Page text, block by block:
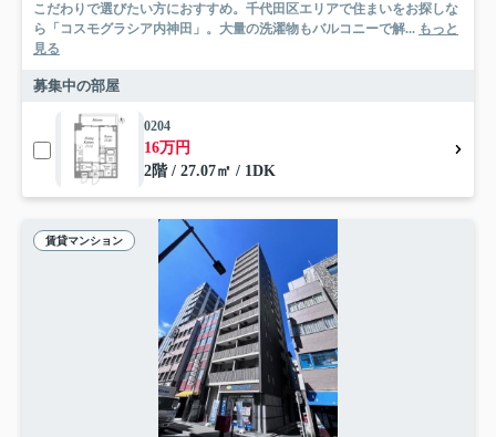
こだわりで選びたい方におすすめ。千代田区エリアで住まいをお探しな
ら「コスモグラシア内神田」。大量の洗濯物もバルコニーで解... もっと
見る
募集中の部屋
0204
16万円
2階 / 27.07㎡ / 1DK
賃貸マンション